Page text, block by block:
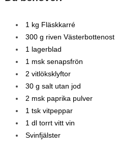
1 kg Fläskkarré
300 g riven Västerbottenost
1 lagerblad
1 msk senapsfrön
2 vitlöksklyftor
30 g salt utan jod
2 msk paprika pulver
1 tsk vitpeppar
1 dl torrt vitt vin
Svinfjälster